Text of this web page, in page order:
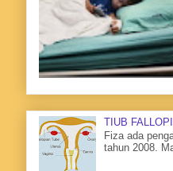
TIUB
Fiza ada
tahun 2008.